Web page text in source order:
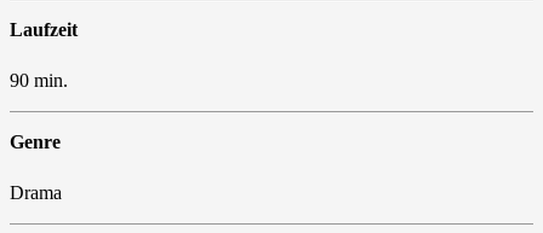
Laufzeit
90 min.
Genre
Drama